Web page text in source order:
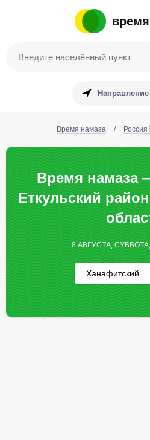
Время намаза /
Время намаза
Еткульский
8 АВГУСТА, СУББОТА,